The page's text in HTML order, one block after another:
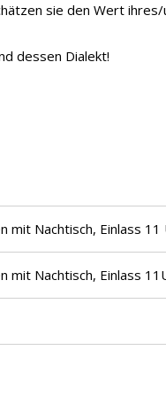
sie den Wert
dessen Dialekt!
mit Nachtisch, Einlass
mit Nachtisch, Einlass